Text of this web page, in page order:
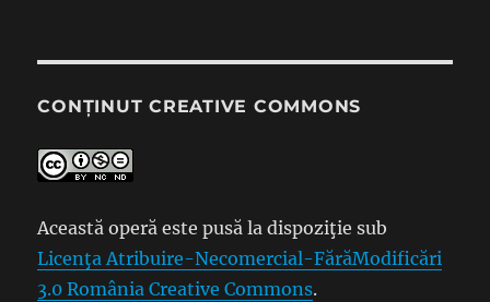
CONȚINUT CREATIVE COMMONS
Această operă este pusă la dispoziţie sub
Licenţa Atribuire-Necomercial-FărăModificări
3.0 România Creative Commons.